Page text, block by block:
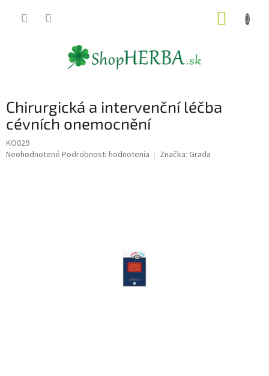
Chirurgická a intervenční léčba
cévních onemocnění
KO029
Priemerné
Neohodnotené Podrobnosti hodnotenia Značka: Grada